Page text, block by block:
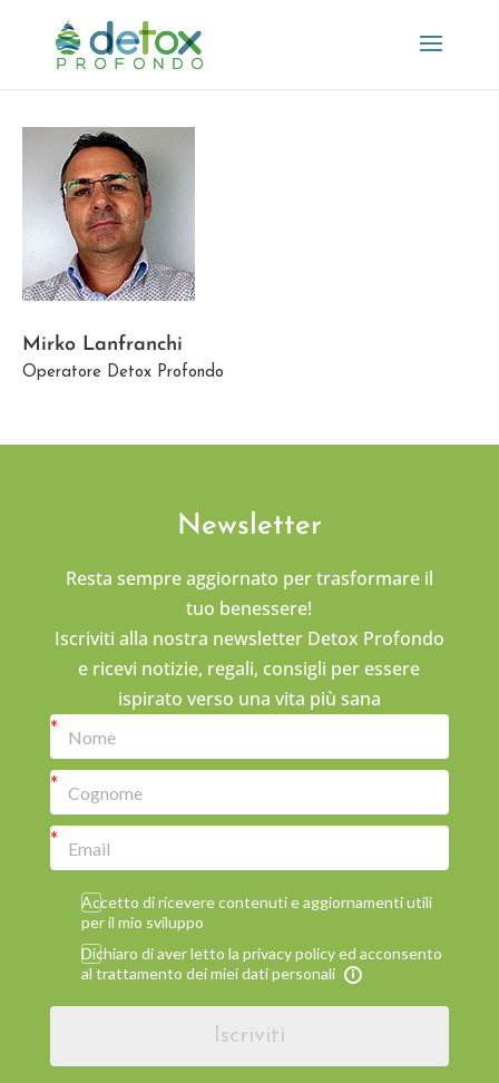
Mirko Lanfranchi
Operatore Detox Profondo
Newsletter
Resta sempre aggiornato per trasformare il
tuo benessere!
Iscriviti alla nostra newsletter Detox Profondo
e ricevi notizie, regali, consigli per essere
ispirato verso una vita più sana
Accetto di ricevere contenuti e aggiornamenti utili
per il mio sviluppo
Dichiaro di aver letto la privacy policy ed acconsento
al trattamento dei miei dati personali
Iscriviti